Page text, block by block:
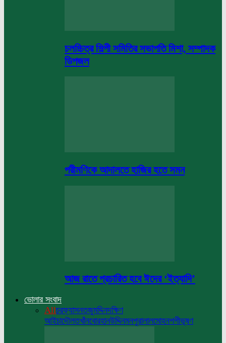
চলচ্চিত্র শিল্পী সমিতির সভাপতি মিশা, সম্পাদক
ডিপজল
পরীমণিকে আদালতে হাজির হতে সমন
আজ রাতে প্রচারিত হবে ঈদের ‘ইত্যাদি’
ভোলার সংবাদ
Allচরফ্যাসনতজুমদ্দিনদক্ষিণ
আইচাদৌলতখাঁনবোরহানউদ্দিনমনপুরালালমোহনশশীভূষণ